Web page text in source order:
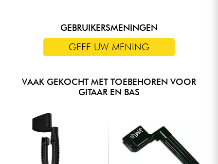
GEBRUIKERSMENINGEN
GEEF UW MENING
VAAK GEKOCHT MET TOEBEHOREN VOOR
GITAAR EN BAS